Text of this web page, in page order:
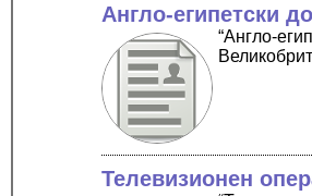
Англо-египетски
“Англо-
Телевизионен